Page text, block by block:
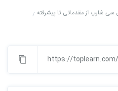
سی شارپ از مقدماتی تا پیشرفته
https://